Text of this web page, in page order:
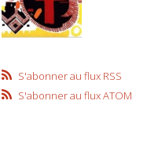
S'abonner au flux RSS
S'abonner au flux ATOM